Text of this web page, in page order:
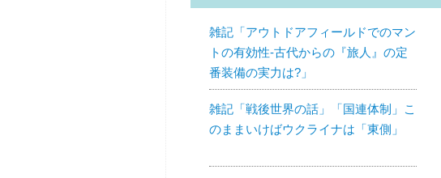
雑記「アウトドアフィールドでのマン
トの有効性-古代からの『旅人』の定
番装備の実力は?」
雑記「戦後世界の話」「国連体制」こ
のままいけばウクライナは「東側」